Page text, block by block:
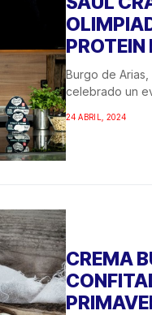
PROTEIN
Burgo de
celebrado un
24 ABRIL, 2024
CREMA